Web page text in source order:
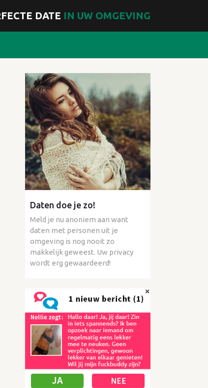
DATE IN UW OMGEVING
Daten doe je zo!
Meld je nu anoniem aan want
daten met personen uit je
omgeving is nog nooit zo
makkelijk geweest. Uw privacy
wordt erg gewaardeerd!